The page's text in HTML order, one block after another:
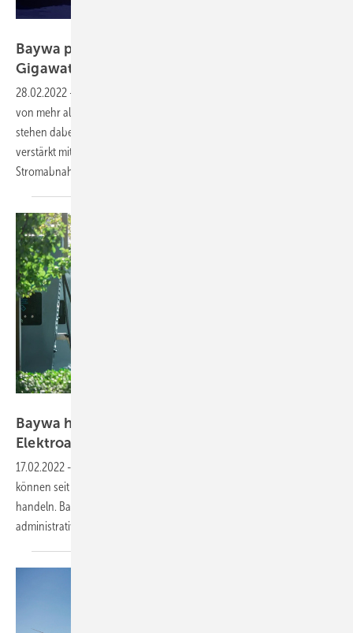
Baywa plant Ökostromprojekte mit einem
Gigawatt Leistung in
28.02.2022 -
von mehr als einem Gigawatt neuer Ökoenergieprojekte. Im Fokus
stehen dabei auch Vorhaben mit grünem Wasserstoff, Speichern und
verstärkt mit förderfreien Projekten, meist im Rahmen von
Stromabnahmeverträgen.
Baywa handelt für private Besitzer von
Elektroautos mit
17.02.2022 -
können seit Jahresbeginn mit Treibhausgasminderungsquoten
handeln. Baywa Mobility Solutions übernimmt die komplette
administrative